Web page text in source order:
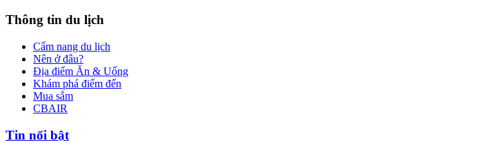
Thông tin du lịch
Cẩm nang du lịch
Nên ở đâu?
Địa điểm Ăn & Uống
Khám phá điểm đến
Mua sắm
CBAIR
Tin nổi bật